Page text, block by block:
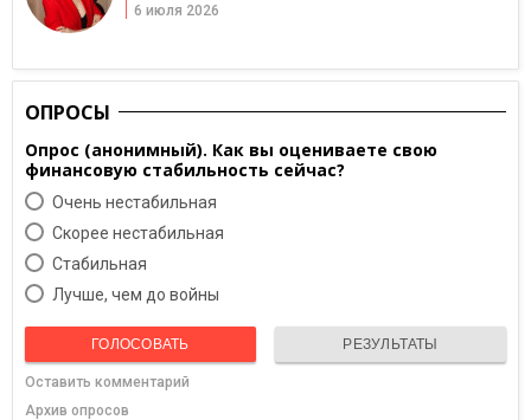
6 июля 2026
ОПРОСЫ
Опрос (анонимный). Как вы оцениваете свою
финансовую стабильность сейчас?
Очень нестабильная
Скорее нестабильная
Cтабильная
Лучше, чем до войны
ГОЛОСОВАТЬ РЕЗУЛЬТАТЫ
Оставить комментарий
Архив опросов